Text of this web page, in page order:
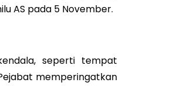
AS pada 5 November.
seperti tempat
memperingatkan